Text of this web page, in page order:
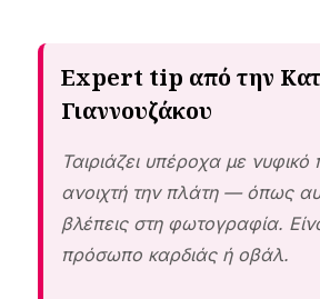
Expert tip από την
Γιαννουζάκου
Ταιριάζει υπέροχα με νυφικό
ανοιχτή την πλάτη — όπως
βλέπεις στη φωτογραφία.
πρόσωπο καρδιάς ή οβάλ.